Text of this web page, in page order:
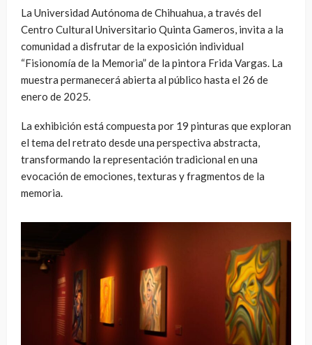
La Universidad Autónoma de Chihuahua, a través del
Centro Cultural Universitario Quinta Gameros, invita a la
comunidad a disfrutar de la exposición individual
“Fisionomía de la Memoria” de la pintora Frida Vargas. La
muestra permanecerá abierta al público hasta el 26 de
enero de 2025.
La exhibición está compuesta por 19 pinturas que exploran
el tema del retrato desde una perspectiva abstracta,
transformando la representación tradicional en una
evocación de emociones, texturas y fragmentos de la
memoria.